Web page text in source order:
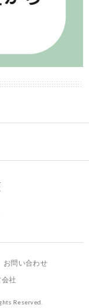
お問い合わせ
社
Reserved.